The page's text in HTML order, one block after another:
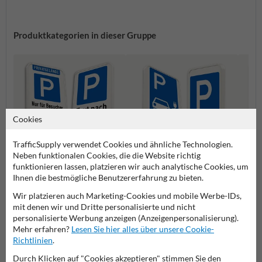
Produktkategorien in dieser Gruppe
Parken erlaubt Schilder
Parkplatz für
Parkschilder
Cookies
TrafficSupply verwendet Cookies und ähnliche Technologien.
Neben funktionalen Cookies, die die Website richtig
funktionieren lassen, platzieren wir auch analytische Cookies, um
Ihnen die bestmögliche Benutzererfahrung zu bieten.
Wir platzieren auch Marketing-Cookies und mobile Werbe-IDs,
mit denen wir und Dritte personalisierte und nicht
personalisierte Werbung anzeigen (Anzeigenpersonalisierung).
Mehr erfahren? Lesen Sie hier alles über unsere Cookie-
Richtlinien.
Durch Klicken auf "Cookies akzeptieren" stimmen Sie den